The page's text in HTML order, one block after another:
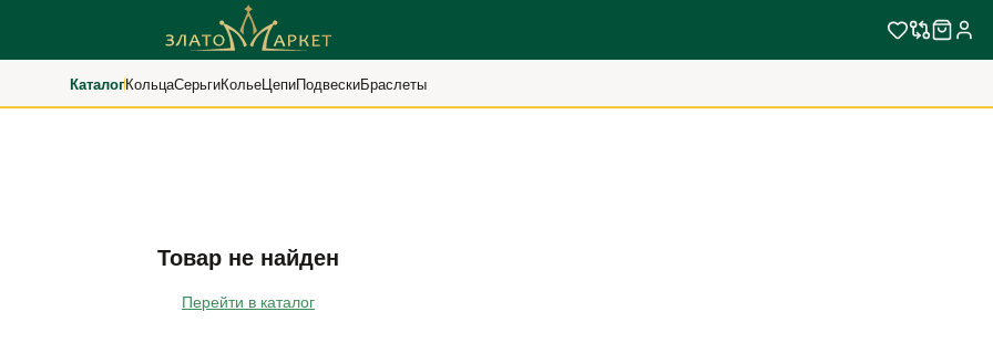
КаталогКольцаСерьгиКольеЦепиПодвескиБраслеты
Товар не найден
Перейти в каталог